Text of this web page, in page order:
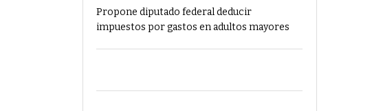
Propone diputado federal deducir
impuestos por gastos en adultos mayores